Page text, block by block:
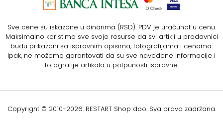
Sve cene su iskazane u dinarima (RSD). PDV je uračunat u cenu.
Maksimalno koristimo sve svoje resurse da svi artikli u prodavnici
budu prikazani sa ispravnim opisima, fotografijama i cenama.
Ipak, ne možemo garantovati da su sve navedene informacije i
fotografije artikala u potpunosti ispravne.
Copyright © 2010-2026. RESTART Shop doo. Sva prava zadržana.